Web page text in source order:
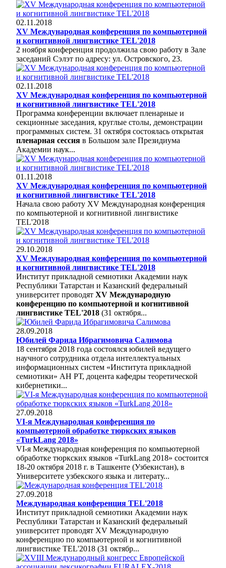
02.11.2018
XV Международная конференция по компьютерной
и когнитивной лингвистике TEL'2018
2 ноября конференция продолжила свою работу в Зале
заседаний Сэлэт по адресу: ул. Островского, 23.
02.11.2018
XV Международная конференция по компьютерной
и когнитивной лингвистике TEL'2018
Программа конференции включает пленарные и
секционные заседания, круглые столы, демонстрации
программных систем. 31 октября состоялась открытая
пленарная сессия в Большом зале Президиума
Академии наук...
01.11.2018
XV Международная конференция по компьютерной
и когнитивной лингвистике TEL'2018
Начала свою работу XV Международная конференция
по компьютерной и когнитивной лингвистике
TEL'2018
29.10.2018
XV Международная конференция по компьютерной
и когнитивной лингвистике TEL'2018
Институт прикладной семиотики Академии наук
Республики Татарстан и Казанский федеральный
университет проводят XV Международную
конференцию по компьютерной и когнитивной
лингвистике TEL'2018 (31 октября...
28.09.2018
Юбилей Фарида Ибрагимовича Салимова
18 сентября 2018 года состоялся юбилей ведущего
научного сотрудника отдела интеллектуальных
информационных систем «Института прикладной
семиотики» АН РТ, доцента кафедры теоретической
кибернетики...
27.09.2018
VI-я Международная конференция по
компьютерной обработке тюркских языков
«TurkLang 2018»
VI-я Международная конференция по компьютерной
обработке тюркских языков «TurkLang 2018» состоится
18-20 октября 2018 г. в Ташкенте (Узбекистан), в
Университете узбекского языка и литерату...
27.09.2018
Международная конференция TEL'2018
Институт прикладной семиотики Академии наук
Республики Татарстан и Казанский федеральный
университет проводят XV Международную
конференцию по компьютерной и когнитивной
лингвистике TEL'2018 (31 октябр...